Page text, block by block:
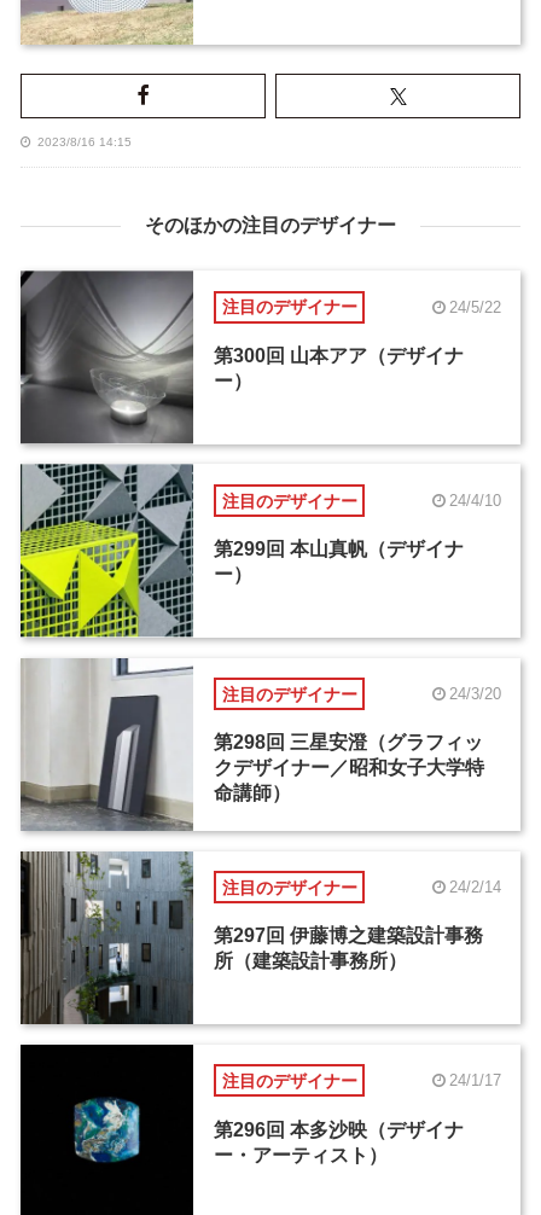
2023/8/16 14:15
そのほかの注目のデザイナー
注目のデザイナー 24/5/22
第300回 山本アア（デザイナ
ー）
注目のデザイナー 24/4/10
第299回 本山真帆（デザイナ
ー）
注目のデザイナー 24/3/20
第298回 三星安澄（グラフィッ
クデザイナー／昭和女子大学特
命講師）
注目のデザイナー 24/2/14
第297回 伊藤博之建築設計事務
所（建築設計事務所）
注目のデザイナー 24/1/17
第296回 本多沙映（デザイナ
ー・アーティスト）